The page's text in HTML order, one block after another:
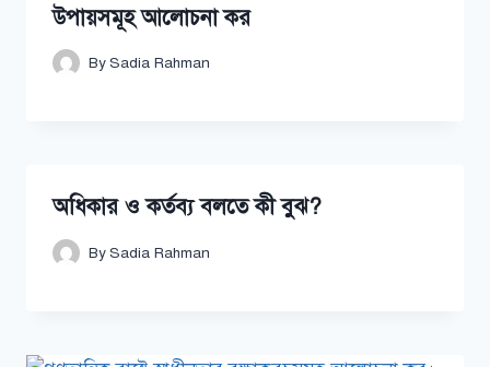
উপায়সমূহ আলোচনা কর
BySadia Rahman
অধিকার ও কর্তব্য বলতে কী বুঝ?
BySadia Rahman